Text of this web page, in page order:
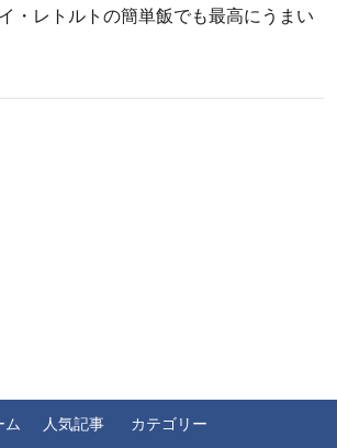
・レトルトの簡単飯でも最高にうまい
ム 人気記事 カテゴリー